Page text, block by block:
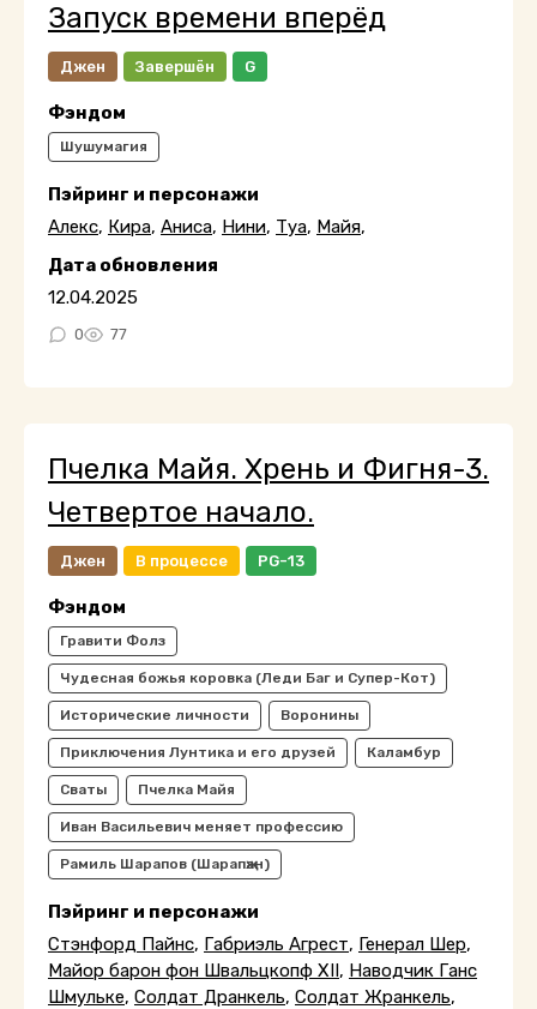
Запуск времени вперёд
Джен Завершён G
Фэндом
Шушумагия
Пэйринг и персонажи
Алекс, Кира, Аниса, Нини, Туа, Майя,
Дата обновления
12.04.2025
0 77
Пчелка Майя. Хрень и Фигня-3.
Четвертое начало.
Джен В процессе PG-13
Фэндом
Гравити Фолз
Чудесная божья коровка (Леди Баг и Супер-Кот)
Исторические личности Воронины
Приключения Лунтика и его друзей Каламбур
Сваты Пчелка Майя
Иван Васильевич меняет профессию
Рамиль Шарапов (Шарапҗан)
Пэйринг и персонажи
Стэнфорд Пайнс, Габриэль Агрест, Генерал Шер,
Майор барон фон Швальцкопф XII, Наводчик Ганс
Шмульке, Солдат Дранкель, Солдат Жранкель,